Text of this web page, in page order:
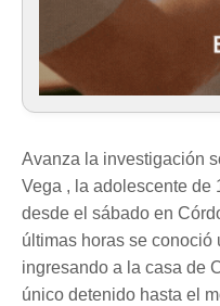
Avanza la investigación
Vega , la adolescente de
desde el sábado en
últimas horas se
ingresando a la casa de
único detenido hasta el